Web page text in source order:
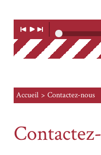
Lecteur
Soundcloud
Musique
précédente
LectureMusique
suivante
Accueil Contactez-nous